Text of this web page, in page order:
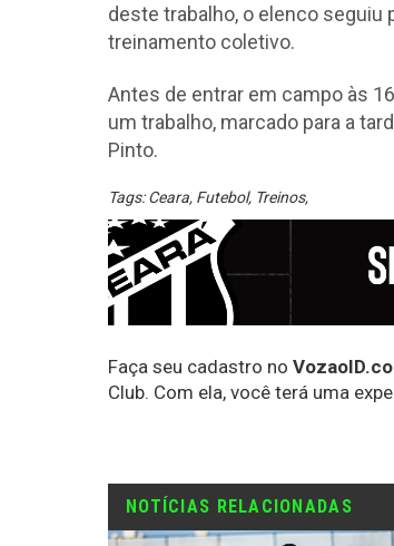
deste trabalho, o elenco seguiu
treinamento coletivo.
Antes de entrar em campo às
um trabalho, marcado para a
Pinto.
Tags:Ceara, Futebol, Treinos,
Faça seu cadastro no
Club. Com ela, você terá uma
NOTÍCIAS RELACIONADAS